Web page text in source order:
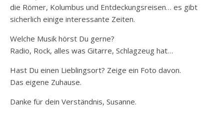
die Römer, Kolumbus und Entdeckungsreisen… es gibt
sicherlich einige interessante Zeiten.
Welche Musik hörst Du gerne?
Radio, Rock, alles was Gitarre, Schlagzeug hat…
Hast Du einen Lieblingsort? Zeige ein Foto davon.
Das eigene Zuhause.
Danke für dein Verständnis, Susanne.